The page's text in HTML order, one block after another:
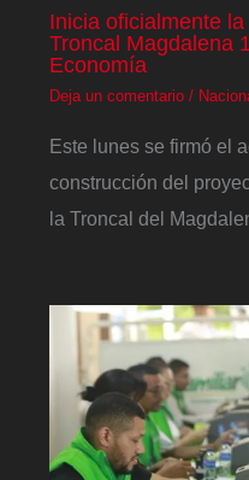
Inicia oficialmente
Troncal Magdalena
Economía
Deja un comentario /
Este lunes se firmó el
construcción del
la Troncal del